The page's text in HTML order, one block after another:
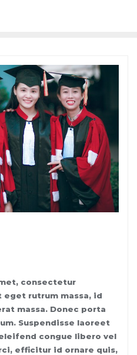
consectetur
rutrum massa, id
massa. Donec porta
Suspendisse laoreet
congue libero vel
efficitur id ornare quis,